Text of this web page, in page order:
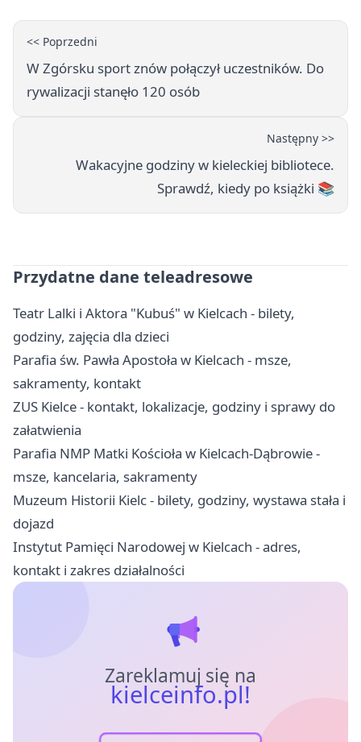
<< Poprzedni
W Zgórsku sport znów połączył uczestników. Do
rywalizacji stanęło 120 osób
Następny >>
Wakacyjne godziny w kieleckiej bibliotece.
Sprawdź, kiedy po książki 📚
Przydatne dane teleadresowe
Teatr Lalki i Aktora "Kubuś" w Kielcach - bilety,
godziny, zajęcia dla dzieci
Parafia św. Pawła Apostoła w Kielcach - msze,
sakramenty, kontakt
ZUS Kielce - kontakt, lokalizacje, godziny i sprawy do
załatwienia
Parafia NMP Matki Kościoła w Kielcach-Dąbrowie -
msze, kancelaria, sakramenty
Muzeum Historii Kielc - bilety, godziny, wystawa stała i
dojazd
Instytut Pamięci Narodowej w Kielcach - adres,
kontakt i zakres działalności
Zareklamuj się na
kielceinfo.pl!